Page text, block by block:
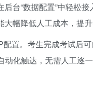
台“数据配置”中轻松
幅降低人工成本，提升
置。考生完成考试后
化触达，无需人工逐一